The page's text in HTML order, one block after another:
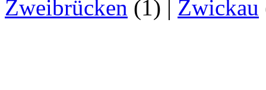
Zweibrücken (1) Zwickau